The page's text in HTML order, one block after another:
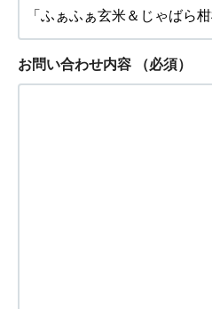
お問い合わせ内容 （必須）